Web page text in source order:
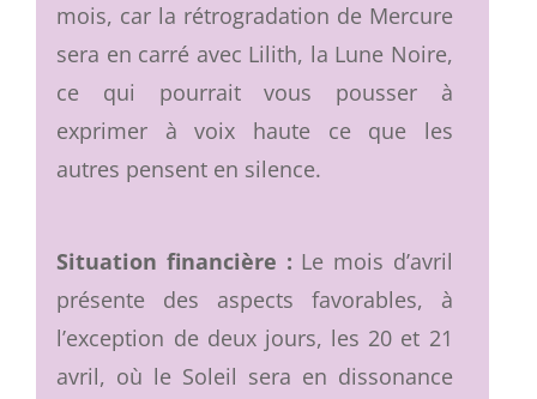
mois, car la rétrogradation de Mercure
sera en carré avec Lilith, la Lune Noire,
ce qui pourrait vous pousser à
exprimer à voix haute ce que les
autres pensent en silence.
Situation financière : Le mois d’avril
présente des aspects favorables, à
l’exception de deux jours, les 20 et 21
avril, où le Soleil sera en dissonance